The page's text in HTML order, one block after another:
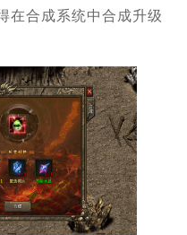
在合成系统中合成升级